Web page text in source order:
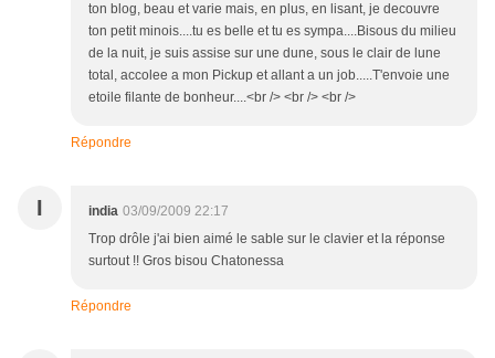
ton blog, beau et varie mais, en plus, en lisant, je decouvre
ton petit minois....tu es belle et tu es sympa....Bisous du milieu
de la nuit, je suis assise sur une dune, sous le clair de lune
total, accolee a mon Pickup et allant a un job.....T'envoie une
etoile filante de bonheur....<br /> <br /> <br />
Répondre
I india 03/09/2009 22:17
Trop drôle j'ai bien aimé le sable sur le clavier et la réponse
surtout !! Gros bisou Chatonessa
Répondre